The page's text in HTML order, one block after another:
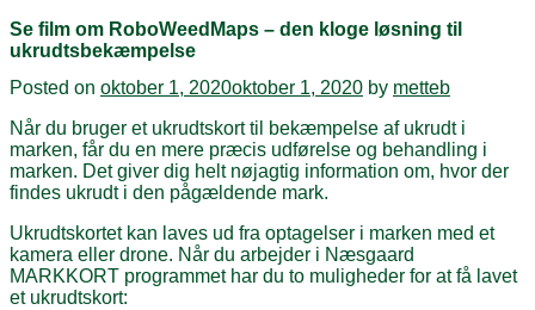
Se film om RoboWeedMaps – den kloge løsning til
ukrudtsbekæmpelse
Posted on oktober 1, 2020oktober 1, 2020 by metteb
Når du bruger et ukrudtskort til bekæmpelse af ukrudt i
marken, får du en mere præcis udførelse og behandling i
marken. Det giver dig helt nøjagtig information om, hvor der
findes ukrudt i den pågældende mark.
Ukrudtskortet kan laves ud fra optagelser i marken med et
kamera eller drone. Når du arbejder i Næsgaard
MARKKORT programmet har du to muligheder for at få lavet
et ukrudtskort: